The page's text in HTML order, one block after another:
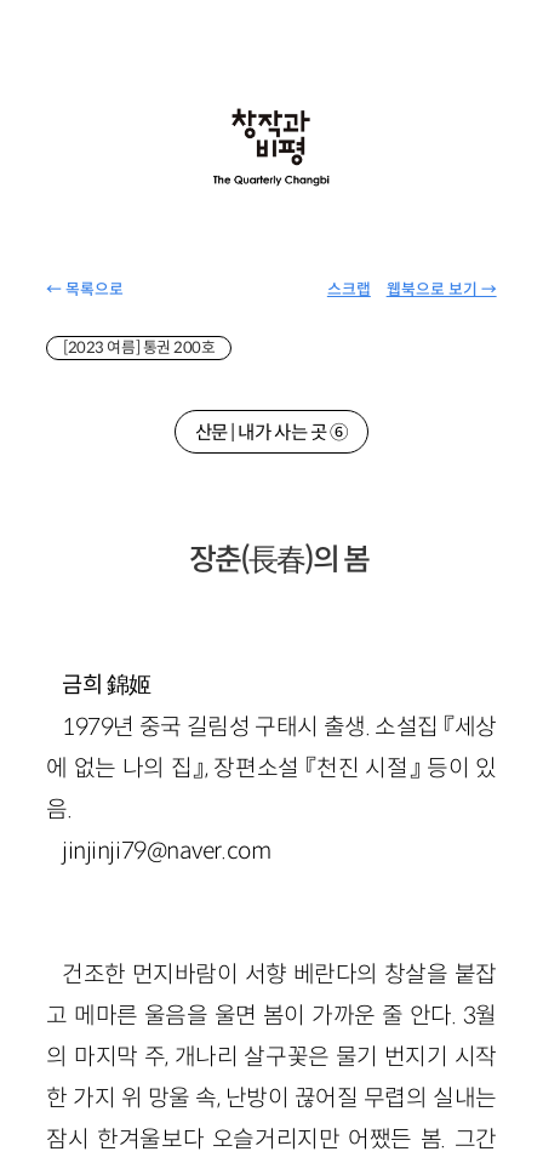
← 목록으로 웹북으로 보기 →
스크랩
[2023 여름] 통권 200호
산문 | 내가 사는 곳 ⑥
장춘(長春)의 봄
금희 錦姬
1979년 중국 길림성 구태시 출생. 소설집 『세상
에 없는 나의 집』, 장편소설 『천진 시절』 등이 있
음.
jinjinji79@naver.com
건조한 먼지바람이 서향 베란다의 창살을 붙잡
고 메마른 울음을 울면 봄이 가까운 줄 안다. 3월
의 마지막 주, 개나리 살구꽃은 물기 번지기 시작
한 가지 위 망울 속, 난방이 끊어질 무렵의 실내는
잠시 한겨울보다 오슬거리지만 어쨌든 봄. 그간